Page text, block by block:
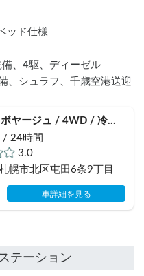
ッド仕様
備、4駆、ディーゼル
、シュラフ、千歳空港送迎
ヤージュ / 4WD / 冷蔵
レンジ付 / エアコン付 /
付 / 冬期スタッドレス
/ 24時間
3.0
幌市北区屯田6条9丁目
車詳細を見る